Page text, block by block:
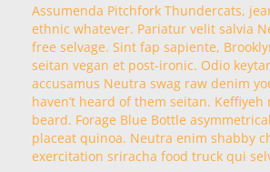
Assumenda Pitchfork Thundercats,
ethnic whatever. Pariatur velit salvia
free selvage. Sint fap sapiente,
seitan vegan et post-ironic. Odio
accusamus Neutra swag raw denim
haven’t heard of them seitan. Keffiyeh
beard. Forage Blue Bottle
placeat quinoa. Neutra enim shabby
exercitation sriracha food truck qui